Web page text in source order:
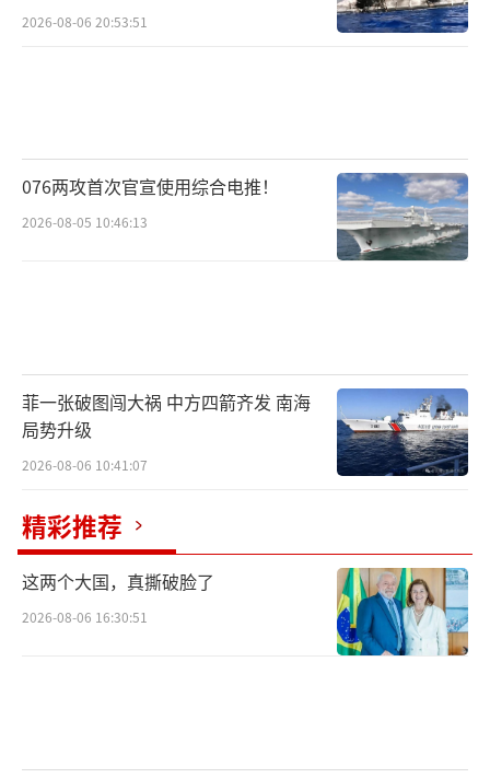
2026-08-06 20:53:51
076两攻首次官宣使用综合电推！
2026-08-05 10:46:13
菲一张破图闯大祸 中方四箭齐发 南海
局势升级
2026-08-06 10:41:07
精彩推荐
这两个大国，真撕破脸了
2026-08-06 16:30:51